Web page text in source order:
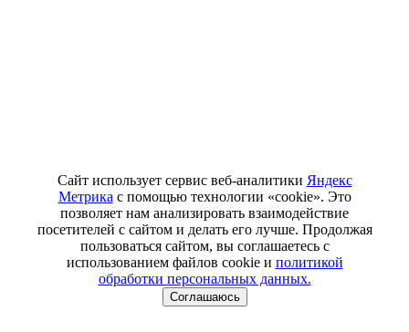
Сайт использует сервис веб-аналитики Яндекс
Метрика с помощью технологии «cookie». Это
позволяет нам анализировать взаимодействие
посетителей с сайтом и делать его лучше. Продолжая
пользоваться сайтом, вы соглашаетесь с
использованием файлов cookie и политикой
обработки персональных данных.
Соглашаюсь